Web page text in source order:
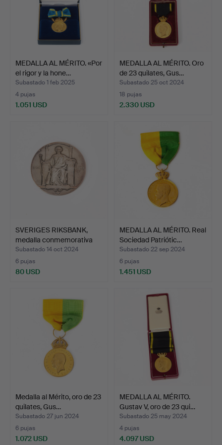
MEDALLA AL MÉRITO. «Por
el rigor y la hone…
Subastado 1 feb 2025
4 pujas
1.051 USD
MEDALLA AL MÉRITO. Oro
de 23 quilates, Gus…
Subastado 25 oct 2024
18 pujas
2.330 USD
SVERIGES RIKSBANK,
medalla conmemorativa
d…
Subastado 14 oct 2024
6 pujas
80 USD
MEDALLA AL MÉRITO. Real
Sociedad Patriótic…
Subastado 22 sep 2024
6 pujas
1.451 USD
Medalla al Mérito, oro de 23
quilates, Gus…
Subastado 27 jun 2024
6 pujas
1.072 USD
MEDALLA AL MÉRITO.
Gustav V, oro de 23 qui…
Subastado 25 may 2024
4 pujas
4.097 USD